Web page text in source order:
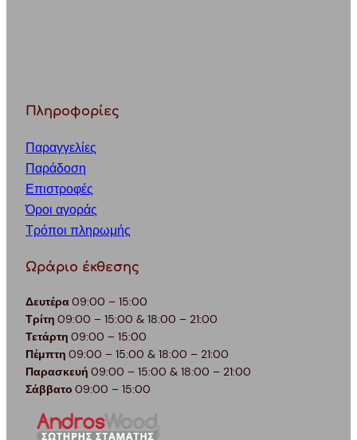
Πληροφορίες
Παραγγελίες
Παράδοση
Επιστροφές
Όροι αγοράς
Τρόποι πληρωμής
Ωράριο έκθεσης
Δευτέρα09:00 – 15:00
Τρίτη 09:00 – 15:00 & 18:00 – 21:00
Τετάρτη 09:00 – 15:00
Πέμπτη 09:00 – 15:00 & 18:00 – 21:00
Παρασκευή 09:00 – 15:00 & 18:00 – 21:00
Σάββατο 09:00 – 15:00